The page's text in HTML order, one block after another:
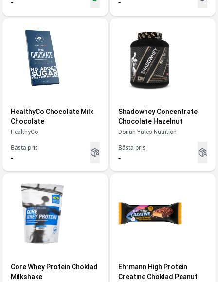
HealthyCo Chocolate Milk
Chocolate
HealthyCo
Bästa pris
-
Shadowhey Concentrate
Chocolate Hazelnut
Dorian Yates Nutrition
Bästa pris
-
Core Whey Protein Choklad
Milkshake
Ehrmann High Protein
Creatine Choklad Peanut